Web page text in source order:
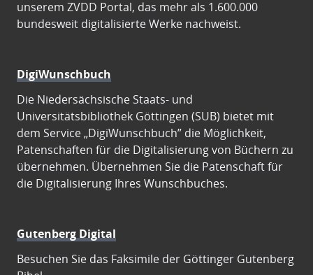
unserem ZVDD Portal, das mehr als 1.600.000
bundesweit digitalisierte Werke nachweist.
DigiWunschbuch
Die Niedersächsische Staats- und
Universitätsbibliothek Göttingen (SUB) bietet mit
dem Service „DigiWunschbuch” die Möglichkeit,
Patenschaften für die Digitalisierung von Büchern zu
übernehmen. Übernehmen Sie die Patenschaft für
die Digitalisierung Ihres Wunschbuches.
Gutenberg Digital
Besuchen Sie das Faksimile der Göttinger Gutenberg